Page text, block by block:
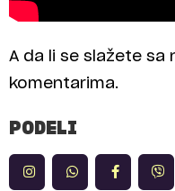
A da li se slažete sa
komentarima.
PODELI